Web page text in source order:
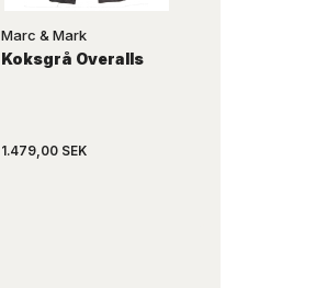
Marc & Mark
Koksgrå Overalls
1.479,00 SEK